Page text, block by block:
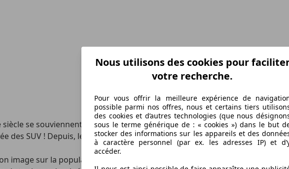
siècle se souviennent certainement de la popularité des monovolumes.
des SUV ! Depuis, le sens pratique semble avoir laissé place aux
image sur la popularité de son prédécesseur. Logique donc que les
Nous utilisons des cookies pour
votre recherche.
Pour vous offrir la meilleure expérience de
possible parmi nos offres, nous et certains tiers
des cookies et d’autres technologies (que nous
sous le terme générique de : « cookies ») dans le but
stocker des informations sur les appareils et des
à caractère personnel (par ex. les adresses IP) et
accéder.